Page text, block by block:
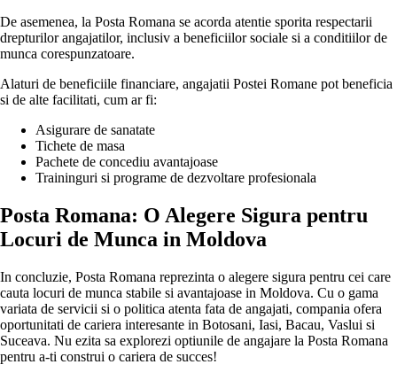
De asemenea, la Posta Romana se acorda atentie sporita respectarii
drepturilor angajatilor, inclusiv a beneficiilor sociale si a conditiilor de
munca corespunzatoare.
Alaturi de beneficiile financiare, angajatii Postei Romane pot beneficia
si de alte facilitati, cum ar fi:
Asigurare de sanatate
Tichete de masa
Pachete de concediu avantajoase
Traininguri si programe de dezvoltare profesionala
Posta Romana: O Alegere Sigura pentru
Locuri de Munca in Moldova
In concluzie, Posta Romana reprezinta o alegere sigura pentru cei care
cauta locuri de munca stabile si avantajoase in Moldova. Cu o gama
variata de servicii si o politica atenta fata de angajati, compania ofera
oportunitati de cariera interesante in Botosani, Iasi, Bacau, Vaslui si
Suceava. Nu ezita sa explorezi optiunile de angajare la Posta Romana
pentru a-ti construi o cariera de succes!